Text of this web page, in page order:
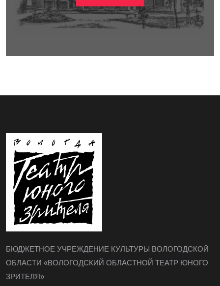
БЮДЖЕТНОЕ УЧРЕЖДЕНИЕ КУЛЬТУРЫ ВОЛОГОДСКОЙ
ОБЛАСТИ «ВОЛОГОДСКИЙ ОБЛАСТНОЙ ТЕАТР ЮНОГО
ЗРИТЕЛЯ»